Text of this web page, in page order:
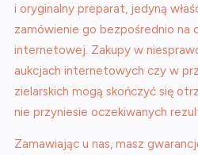
i oryginalny preparat, jedyną
zamówienie go bezpośrednio na
internetowej. Zakupy w
aukcjach internetowych czy w
zielarskich mogą skończyć się
nie przyniesie oczekiwanych
Zamawiając u nas, masz